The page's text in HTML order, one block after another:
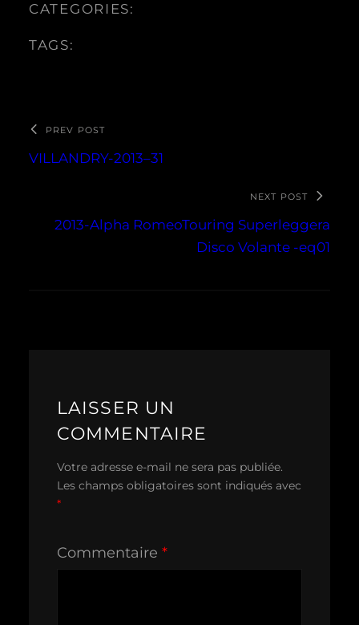
CATEGORIES:
TAGS:
PREV POST
VILLANDRY-2013–31
NEXT POST
2013-Alpha RomeoTouring Superleggera
Disco Volante -eq01
LAISSER UN
COMMENTAIRE
Votre adresse e-mail ne sera pas publiée.
Les champs obligatoires sont indiqués avec
*
Commentaire *